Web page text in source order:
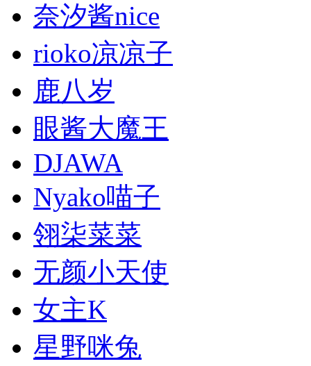
奈汐酱nice
rioko凉凉子
鹿八岁
眼酱大魔王
DJAWA
Nyako喵子
翎柒菜菜
无颜小天使
女主K
星野咪兔